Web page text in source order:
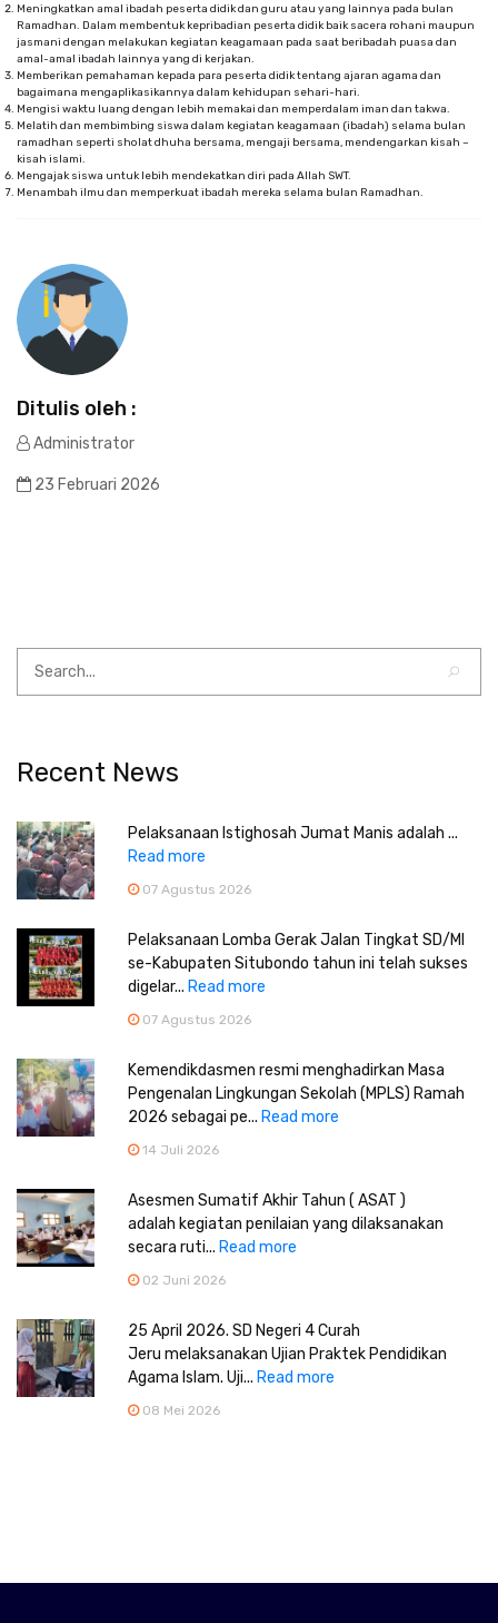
Meningkatkan amal ibadah peserta didik dan guru atau yang lainnya pada bulan
Ramadhan. Dalam membentuk kepribadian peserta didik baik sacera rohani maupun
jasmani dengan melakukan kegiatan keagamaan pada saat beribadah puasa dan
amal-amal ibadah lainnya yang di kerjakan.
Memberikan pemahaman kepada para peserta didik tentang ajaran agama dan
bagaimana mengaplikasikannya dalam kehidupan sehari-hari.
Mengisi waktu luang dengan lebih memakai dan memperdalam iman dan takwa.
Melatih dan membimbing siswa dalam kegiatan keagamaan (ibadah) selama bulan
ramadhan seperti sholat dhuha bersama, mengaji bersama, mendengarkan kisah –
kisah islami.
Mengajak siswa untuk lebih mendekatkan diri pada Allah SWT.
Menambah ilmu dan memperkuat ibadah mereka selama bulan Ramadhan.
Ditulis oleh :
Administrator
23 Februari 2026
Recent News
Pelaksanaan Istighosah Jumat Manis adalah ...
Read more
07 Agustus 2026
Pelaksanaan Lomba Gerak Jalan Tingkat SD/MI
se-Kabupaten Situbondo tahun ini telah sukses
digelar... Read more
07 Agustus 2026
Kemendikdasmen resmi menghadirkan Masa
Pengenalan Lingkungan Sekolah (MPLS) Ramah
2026 sebagai pe... Read more
14 Juli 2026
Asesmen Sumatif Akhir Tahun ( ASAT )
adalah kegiatan penilaian yang dilaksanakan
secara ruti... Read more
02 Juni 2026
25 April 2026. SD Negeri 4 Curah
Jeru melaksanakan Ujian Praktek Pendidikan
Agama Islam. Uji... Read more
08 Mei 2026